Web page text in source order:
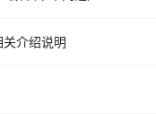
介绍说明